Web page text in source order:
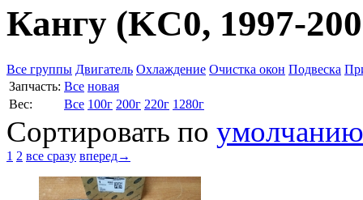
Кангу (KC0, 1997-
Все группы Двигатель Охлаждение Очистка окон Подвеска
Запчасть: Все новая
Вес:
Все 100г 200г 220г 1280г
Сортировать по умолчанию
1 2 все сразу вперед→